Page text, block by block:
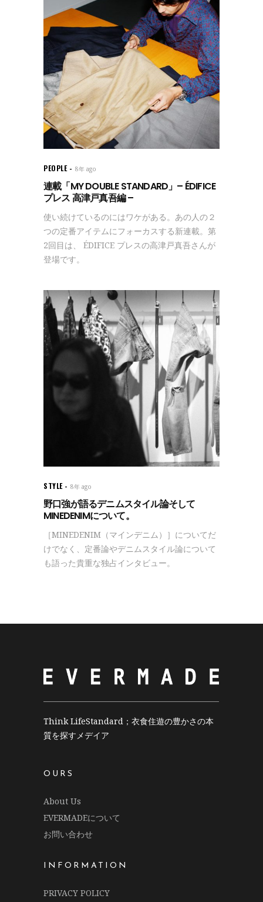
PEOPLE 8年 ago
連載「MY DOUBLE STANDARD」– ÉDIFICE
プレス 高津戸真吾編 –
使い続けているのにはワケがある。あの人の２
つの定番アイテムにフォーカスする新連載。第
2回目は、 ÉDIFICE プレスの高津戸真吾さんが
登場です。
STYLE 8年 ago
野口強が語るデニムスタイル論そして
MINEDENIMについて。
［MINEDENIM（マインデニム）］についてだ
けでなく、定番論やデニムスタイル論について
も語った貴重な独占インタビュー。
Think LifeStandard；衣食住遊の豊かさの本
質を探すメデイア
OURS
About Us
EVERMADEについて
お問い合わせ
INFORMATION
PRIVACY POLICY